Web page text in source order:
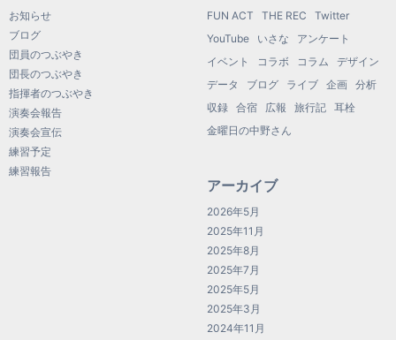
お知らせ
ブログ
団員のつぶやき
団長のつぶやき
指揮者のつぶやき
演奏会報告
演奏会宣伝
練習予定
練習報告
FUN ACT THE REC
Twitter
YouTube
いさな
アンケート
イベント
コラボ コラム
デザイン
データ
ブログ ライブ 企画
分析
収録
合宿 広報 旅行記
耳栓
金曜日の中野さん
アーカイブ
2026年5月
2025年11月
2025年8月
2025年7月
2025年5月
2025年3月
2024年11月